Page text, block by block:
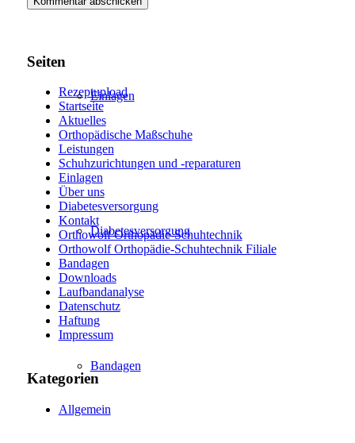
Einlagen
Diabetesversorgung
Bandagen
Seiten
Rezeptupload
Startseite
Aktuelles
Orthopädische Maßschuhe
Leistungen
Schuhzurichtungen und -reparaturen
Einlagen
Über uns
Diabetesversorgung
Kontakt
Orthowolf Orthopädie-Schuhtechnik
Orthowolf Orthopädie-Schuhtechnik Filiale
Bandagen
Downloads
Laufbandanalyse
Datenschutz
Haftung
Impressum
Kategorien
Allgemein